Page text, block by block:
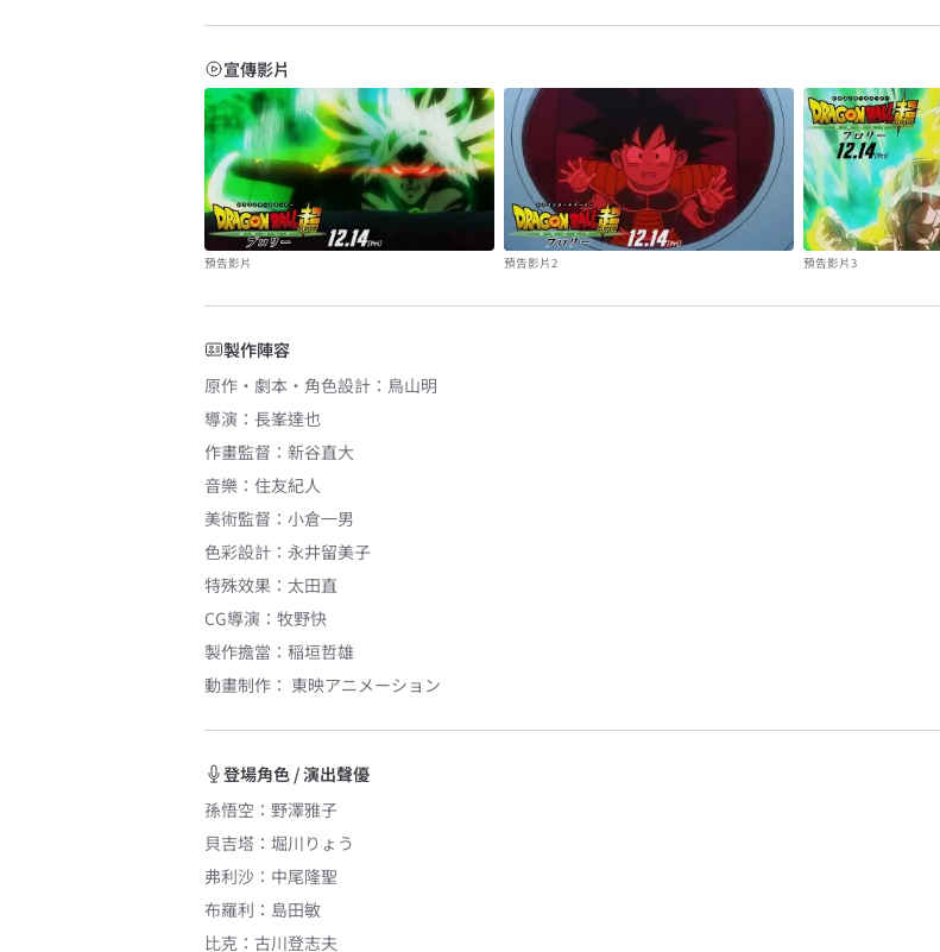
宣傳影片
預告影片 預告影片2 預告影片3
製作陣容
原作・劇本・角色設計 ： 鳥山明
導演 ： 長峯達也
作畫監督 ： 新谷直大
音樂 ： 住友紀人
美術監督 ： 小倉一男
色彩設計 ： 永井留美子
特殊效果 ： 太田直
CG導演 ： 牧野快
製作擔當 ： 稲垣哲雄
動畫制作： 東映アニメーション
登場角色 / 演出聲優
孫悟空 ： 野澤雅子
貝吉塔 ： 堀川りょう
弗利沙 ： 中尾隆聖
布羅利 ： 島田敏
比克 ： 古川登志夫